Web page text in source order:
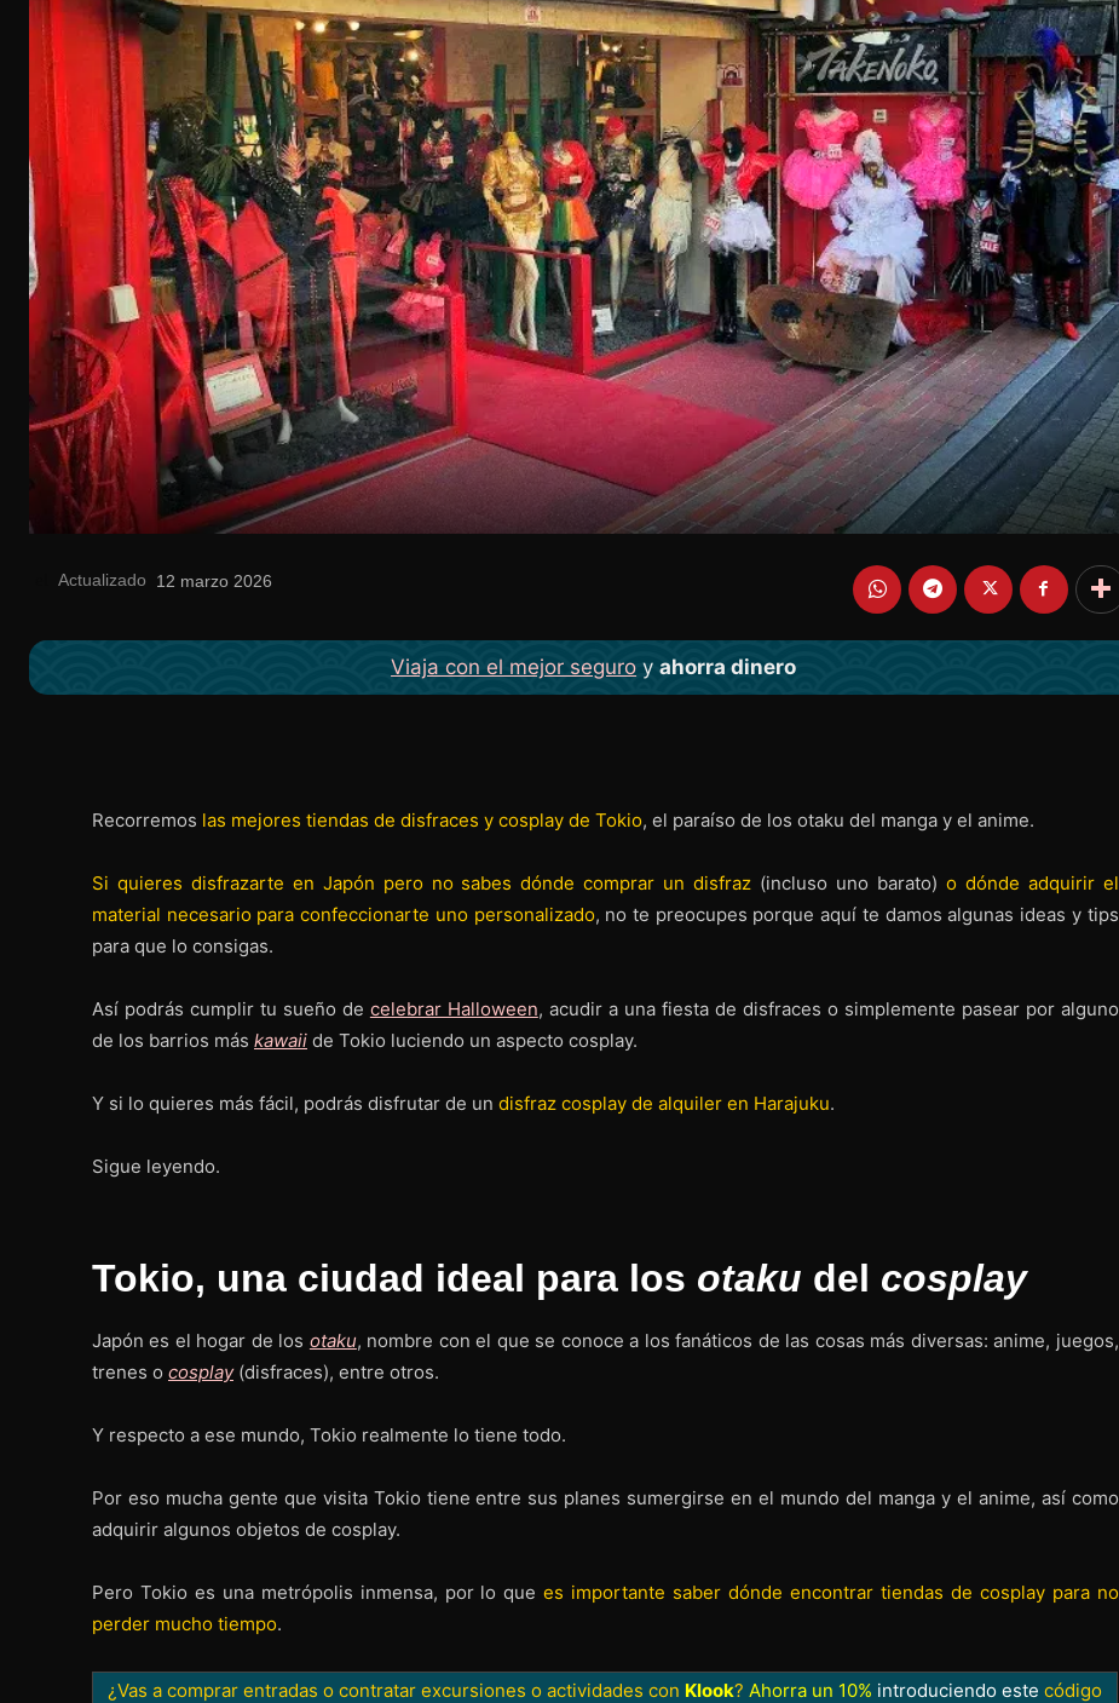
Actualizado 12 marzo 2026
Viaja con el mejor seguro yahorra dinero
Recorremos las mejores tiendas de disfraces y cosplay de Tokio, el paraíso de los otaku del manga y el anime.
Si quieres disfrazarte en Japón pero no sabes dónde comprar un disfraz (incluso uno barato) o dónde adquirir el
material necesario para confeccionarte uno personalizado, no te preocupes porque aquí te damos algunas ideas y tips
para que lo consigas.
Así podrás cumplir tu sueño de celebrar Halloween, acudir a una fiesta de disfraces o simplemente pasear por alguno
de los barrios más kawaii de Tokio luciendo un aspecto cosplay.
Y si lo quieres más fácil, podrás disfrutar de un disfraz cosplay de alquiler en Harajuku.
Sigue leyendo.
Tokio, una ciudad ideal para los otaku del cosplay
Japón es el hogar de los otaku, nombre con el que se conoce a los fanáticos de las cosas más diversas: anime, juegos,
trenes o cosplay(disfraces), entre otros.
Y respecto a ese mundo, Tokio realmente lo tiene todo.
Por eso mucha gente que visita Tokio tiene entre sus planes sumergirse en el mundo del manga y el anime, así como
adquirir algunos objetos de cosplay.
Pero Tokio es una metrópolis inmensa, por lo quees importante saber dónde encontrar tiendas de cosplay para no
perder mucho tiempo.
¿Vas a comprar entradas o contratar excursiones o actividades con Klook? Ahorra un 10% introduciendo este código